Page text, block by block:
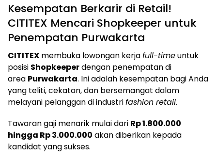
Kesempatan Berkarir di Retail!
CITITEX Mencari Shopkeeper untuk
Penempatan Purwakarta
CITITEX membuka lowongan kerjafull-timeuntuk
posisi Shopkeeperdengan penempatan di
area Purwakarta. Ini adalah kesempatan bagi Anda
yang teliti, cekatan, dan bersemangat dalam
melayani pelanggan di industrifashion retail.
Tawaran gaji menarik mulai dari Rp 1.800.000
hingga Rp 3.000.000 akan diberikan kepada
kandidat yang sukses.